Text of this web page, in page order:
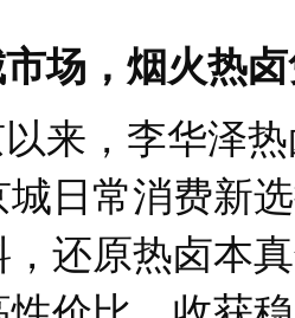
，烟火热卤
，李华泽热
日常消费新
，还原热卤本